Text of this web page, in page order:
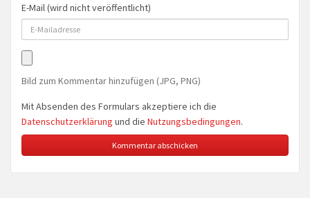
E-Mail (wird nicht veröffentlicht)
Bild zum Kommentar hinzufügen (JPG, PNG)
Mit Absenden des Formulars akzeptiere ich die
Datenschutzerklärung und die Nutzungsbedingungen.